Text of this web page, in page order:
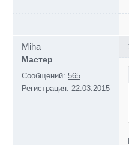
Miha
Мастер
Сообщений: 565
Регистрация: 22.03.2015